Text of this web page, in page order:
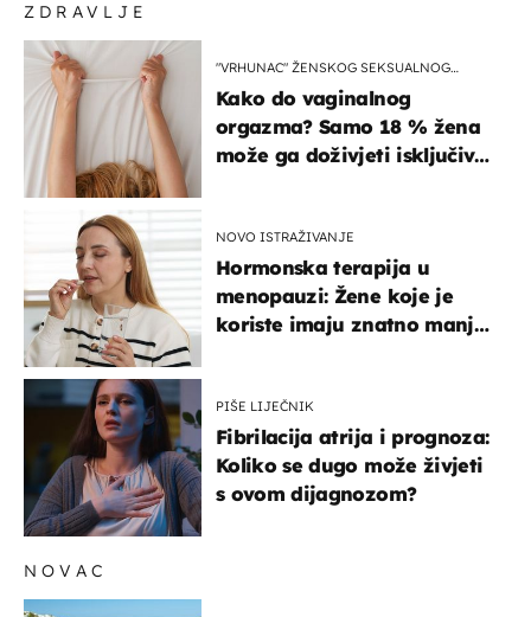
ZDRAVLJE
"VRHUNAC" ŽENSKOG SEKSUALNOG
Kako do vaginalnog
orgazma? Samo 18 % žena
može ga doživjeti isključivo
NOVO ISTRAŽIVANJE
Hormonska terapija u
menopauzi: Žene koje je
koriste imaju znatno manji
PIŠE LIJEČNIK
Fibrilacija atrija i prognoza:
Koliko se dugo može živjeti
s ovom dijagnozom?
NOVAC